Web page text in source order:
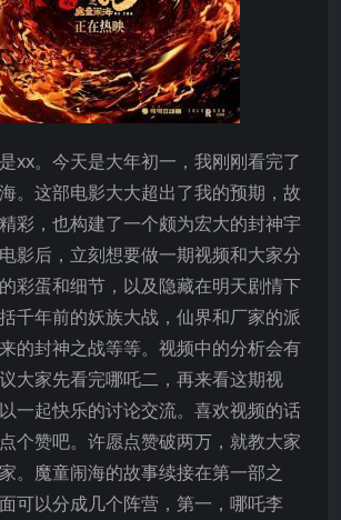
xx。今天是大年初一，我刚刚看完了
。这部电影大大超出了我的预期，故
彩，也构建了一个颇为宏大的封神宇
影后，立刻想要做一期视频和大家分
彩蛋和细节，以及隐藏在明天剧情下
千年前的妖族大战，仙界和厂家的派
的封神之战等等。视频中的分析会有
大家先看完哪吒二，再来看这期视
一起快乐的讨论交流。喜欢视频的话
个赞吧。许愿点赞破两万，就教大家
。魔童闹海的故事续接在第一部之
可以分成几个阵营，第一，哪吒李